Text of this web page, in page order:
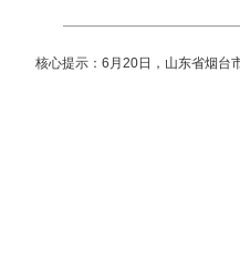
核心提示：6月20日，山东省烟台